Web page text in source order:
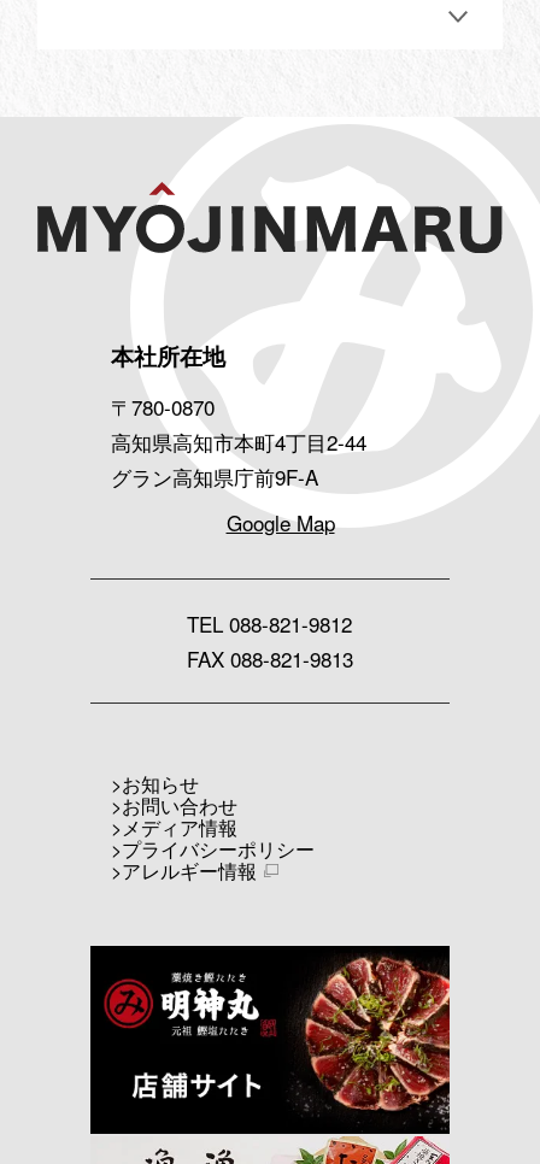
本社所在地
〒780-0870
高知県高知市本町4丁目2-44
グラン高知県庁前9F-A
Google Map
TEL088-821-9812
FAX 088-821-9813
お知らせ
お問い合わせ
メディア情報
プライバシーポリシー
アレルギー情報